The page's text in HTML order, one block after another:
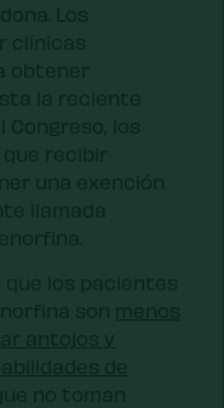
Los
clínicas
obtener
la reciente
Congreso, los
recibir
una exención
llamada
los pacientes
son menos
antojos y
de
no toman